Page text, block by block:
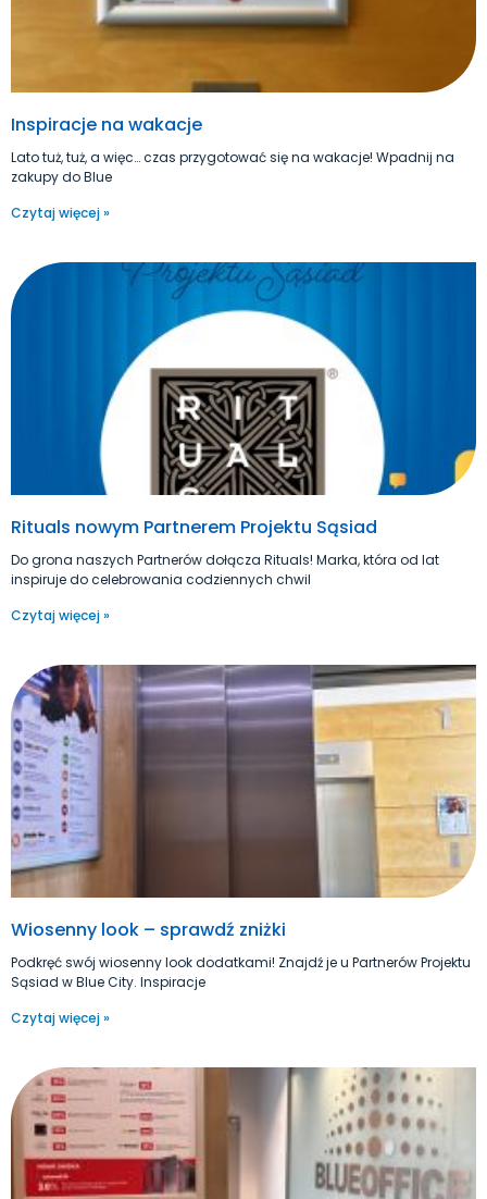
Inspiracje na wakacje
Lato tuż, tuż, a więc… czas przygotować się na wakacje! Wpadnij na
zakupy do Blue
Czytaj więcej »
Rituals nowym Partnerem Projektu Sąsiad
Do grona naszych Partnerów dołącza Rituals! Marka, która od lat
inspiruje do celebrowania codziennych chwil
Czytaj więcej »
Wiosenny look – sprawdź zniżki
Podkręć swój wiosenny look dodatkami! Znajdź je u Partnerów Projektu
Sąsiad w Blue City. Inspiracje
Czytaj więcej »